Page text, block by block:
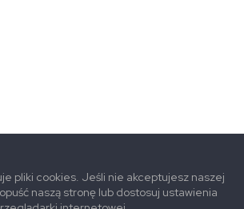
pliki cookies. Jeśli nie akceptujesz naszej
naszą stronę lub dostosuj ustawienia